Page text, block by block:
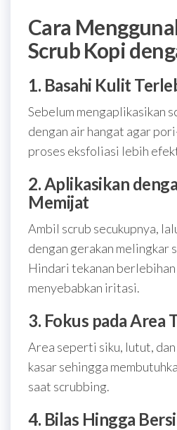
Cara
Scrub Kopi
1. Basahi Kulit
Sebelum mengaplikasikan
dengan air hangat agar
proses eksfoliasi lebih
2. Aplikasikan
Memijat
Ambil scrub secukupnya,
dengan gerakan melingkar
Hindari tekanan
menyebabkan iritasi.
3. Fokus pada Area
Area seperti siku, lutut,
kasar sehingga
saat scrubbing.
4. Bilas Hingga